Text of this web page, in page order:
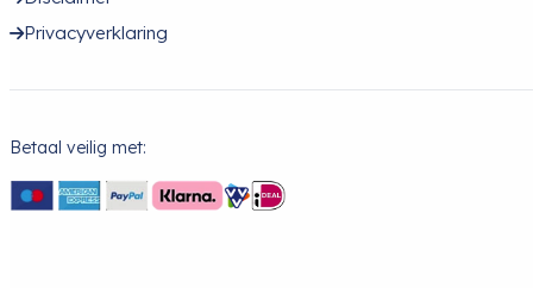
Privacyverklaring
Betaal veilig met: